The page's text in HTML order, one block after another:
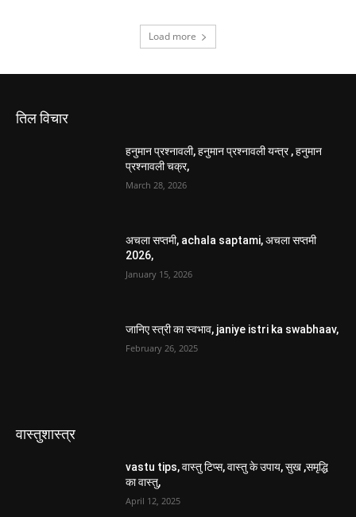
Load more
तिल विचार
हनुमान प्रश्नावली, हनुमान प्रश्नावली यन्त्र , हनुमान
प्रश्नावली चक्र,
March 28, 2026
अचला सप्तमी, achala saptami, अचला सप्तमी
2026,
January 15, 2026
जानिए स्त्री का स्वभाव, janiye istri ka swabhaav,
February 26, 2025
वास्तुशास्त्र
vastu tips, वास्तु टिप्स, वास्तु के उपाय, सुख ,समृद्धि
का वास्तु,
April 12, 2025